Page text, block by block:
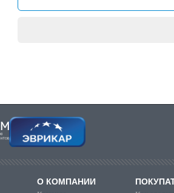
О КОМПАНИИ